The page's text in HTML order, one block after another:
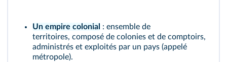
Un empire colonial : ensemble de
territoires, composé de colonies et de comptoirs,
administrés et exploités par un pays (appelé
métropole).